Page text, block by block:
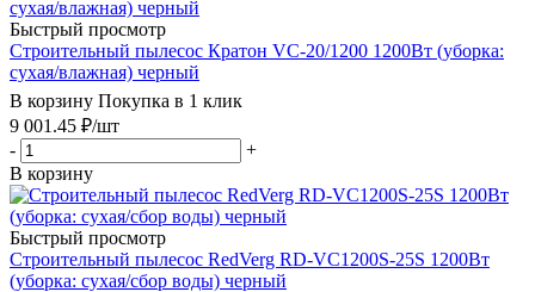
Быстрый просмотр
Строительный пылесос Кратон VC-20/1200 1200Вт (уборка:
сухая/влажная) черный
В корзину Покупка в 1 клик
9 001.45 ₽/шт
-
+
В корзину
Быстрый просмотр
Строительный пылесос RedVerg RD-VC1200S-25S 1200Вт
(уборка: сухая/сбор воды) черный